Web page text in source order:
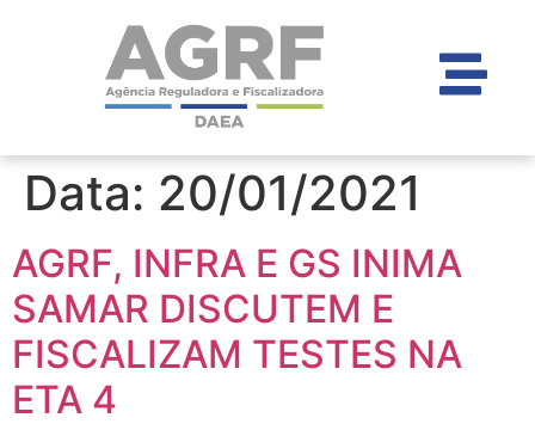
Data: 20/01/2021
AGRF, INFRA E GS INIMA
SAMAR DISCUTEM E
FISCALIZAM TESTES NA
ETA 4